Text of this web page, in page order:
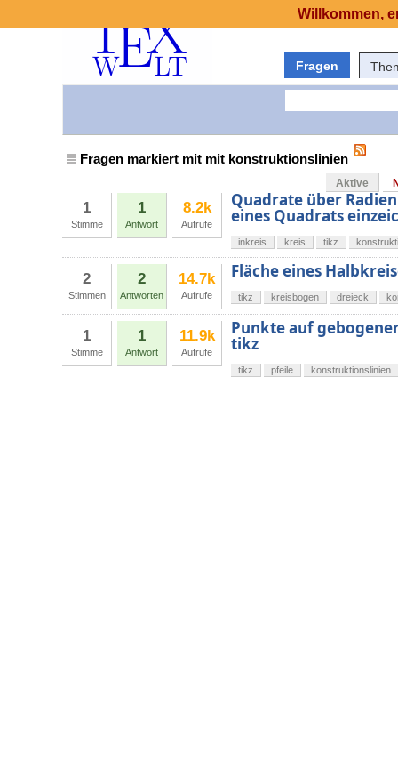
Fragen
Fragen markiert mit mit konstruktionslinien
Aktive
1
Stimme
1
Antwort
8.2k
Aufrufe
Quadrate über
eines Quadrats
inkreis kreis tikz
2
Stimmen
2
Antworten
14.7k
Aufrufe
Fläche eines
tikz kreisbogen dreieck
1
Stimme
1
Antwort
11.9k
Aufrufe
Punkte auf
tikz
tikz pfeile konstruktionslinien
Willkommen,